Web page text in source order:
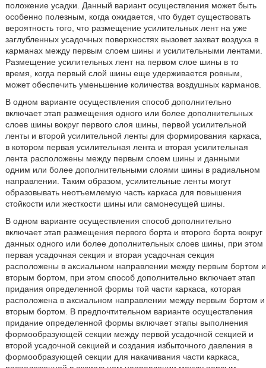
положение усадки. Данный вариант осуществления может быть
особенно полезным, когда ожидается, что будет существовать
вероятность того, что размещение усилительных лент на уже
заглубленных усадочных поверхностях вызовет захват воздуха в
карманах между первым слоем шины и усилительными лентами.
Размещение усилительных лент на первом слое шины в то
время, когда первый слой шины еще удерживается ровным,
может обеспечить уменьшение количества воздушных карманов.
В одном варианте осуществления способ дополнительно
включает этап размещения одного или более дополнительных
слоев шины вокруг первого слоя шины, первой усилительной
ленты и второй усилительной ленты для формирования каркаса,
в котором первая усилительная лента и вторая усилительная
лента расположены между первым слоем шины и данными
одним или более дополнительными слоями шины в радиальном
направлении. Таким образом, усилительные ленты могут
образовывать неотъемлемую часть каркаса для повышения
стойкости или жесткости шины или самонесущей шины.
В одном варианте осуществления способ дополнительно
включает этап размещения первого борта и второго борта вокруг
данных одного или более дополнительных слоев шины, при этом
первая усадочная секция и вторая усадочная секция
расположены в аксиальном направлении между первым бортом и
вторым бортом, при этом способ дополнительно включает этап
придания определенной формы той части каркаса, которая
расположена в аксиальном направлении между первым бортом и
вторым бортом. В предпочтительном варианте осуществления
придание определенной формы включает этапы выполнения
формообразующей секции между первой усадочной секцией и
второй усадочной секцией и создания избыточного давления в
формообразующей секции для накачивания части каркаса,